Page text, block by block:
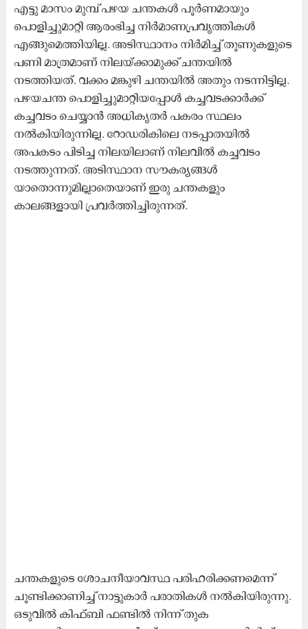
എട്ടു മാസം മുമ്പ് പഴയ ചന്തകൾ പൂർണമായും
പൊളിച്ചുമാറ്റി ആരംഭിച്ച നിർമാണപ്രവൃത്തികൾ
എങ്ങുമെത്തിയില്ല. അടിസ്ഥാനം നിർമിച്ച് തൂണുകളുടെ
പണി മാത്രമാണ് നിലയ്ക്കാമുക്ക് ചന്തയിൽ
നടത്തിയത്. വക്കം മങ്കുഴി ചന്തയിൽ അതും നടന്നിട്ടില്ല.
പഴയചന്ത പൊളിച്ചുമാറ്റിയപ്പോൾ കച്ചവടക്കാർക്ക്
കച്ചവടം ചെയ്യാൻ അധികൃതർ പകരം സ്ഥലം
നൽകിയിരുന്നില്ല. റോഡരികിലെ നടപ്പാതയിൽ
അപകടം പിടിച്ച നിലയിലാണ് നിലവിൽ കച്ചവടം
നടത്തുന്നത്. അടിസ്ഥാന സൗകര്യങ്ങൾ
യാതൊന്നുമില്ലാതെയാണ് ഇരു ചന്തകളും
കാലങ്ങളായി പ്രവർത്തിച്ചിരുന്നത്.
ചന്തകളുടെ ശോചനീയാവസ്ഥ പരിഹരിക്കണമെന്ന്
ചൂണ്ടിക്കാണിച്ച് നാട്ടുകാർ പരാതികൾ നൽകിയിരുന്നു.
ഒടുവിൽ കിഫ്ബി ഫണ്ടിൽ നിന്ന് തുക